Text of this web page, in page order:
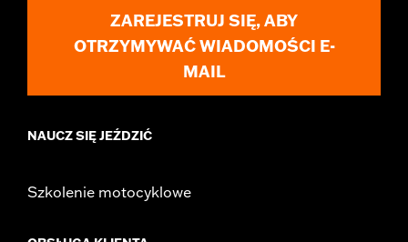
ZAREJESTRUJ SIĘ, ABY
OTRZYMYWAĆ WIADOMOŚCI E-
MAIL
NAUCZ SIĘ JEŹDZIĆ
Szkolenie motocyklowe